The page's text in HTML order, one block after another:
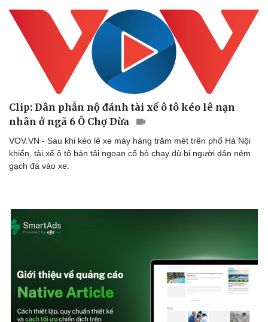
Clip: Dân phẫn nộ đánh tài xế ô tô kéo lê nạn
nhân ở ngã 6 Ô Chợ Dừa
VOV.VN - Sau khi kéo lê xe máy hàng trăm mét trên phố Hà Nội
khiến, tài xế ô tô bán tải ngoan cố bỏ chạy dù bị người dân ném
gạch đá vào xe.